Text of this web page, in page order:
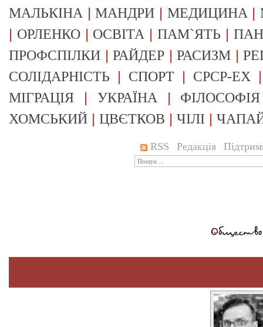
МАЛЬКІНА |МАНДРИ | МЕДИЦИНА |
| ОРЛЕНКО| ОСВІТА |ПАМ`ЯТЬ |
ПРОФСПІЛКИ |РАЙДЕР |РАСИЗМ |
СОЛІДАРНІСТЬ | СПОРТ | СРСР-EX
МІГРАЦІЯ | УКРАЇНА | ФІЛОСОФІЯ
ХОМСЬКИЙ | ЦВЄТКОВ | ЧІЛІ |
RSS Редакція